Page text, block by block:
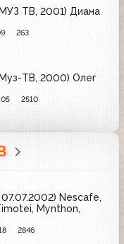
ТВ, 2001) Диана
263
ТВ, 2000) Олег
2510
Nescafe,
Mynthon,
2846